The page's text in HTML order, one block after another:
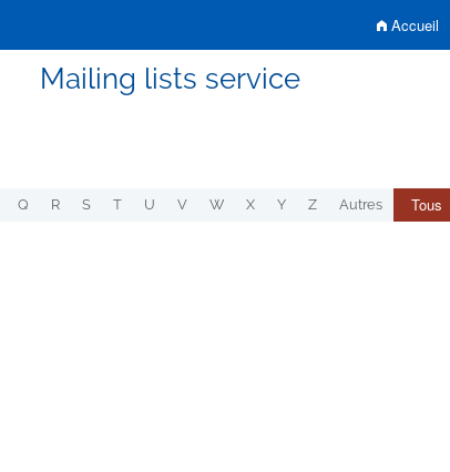
Accueil
Mailing lists service
Q R S T U V W X Y Z Autres Tous